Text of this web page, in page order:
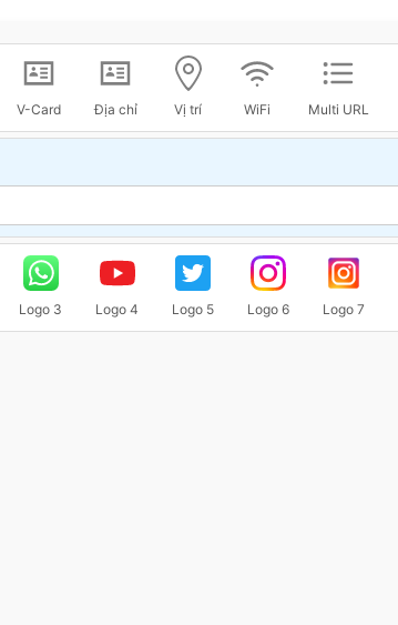
V-Card Địa chỉ Vị trí WiFi Multi URL
Logo 3 Logo 4 Logo 5 Logo 6 Logo 7